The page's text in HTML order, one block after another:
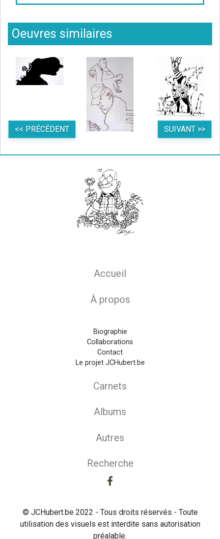
Oeuvres similaires
<< PRÉCÉDENT SUIVANT >>
Accueil
À propos
Biographie
Collaborations
Contact
Le projet JCHubert.be
Carnets
Albums
Autres
Recherche
© JCHubert.be 2022 - Tous droits réservés - Toute
utilisation des visuels est interdite sans autorisation
préalable.